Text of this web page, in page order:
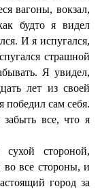
вагоны, вокзал,
будто я видел
И я испугался,
страшной
Я увидел,
лет из своей
победил сам себя.
все, что я
стороной,
все стороны, и
город за